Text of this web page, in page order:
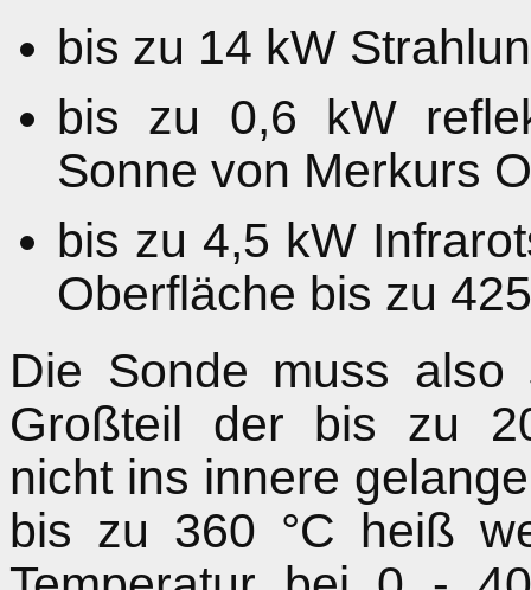
bis zu 14 kW
bis zu 0,6 kW
Sonne von Merkurs
bis zu 4,5 kW
Oberfläche bis zu
Die Sonde muss
Großteil der bis zu
nicht ins innere
bis zu 360 °C heiß